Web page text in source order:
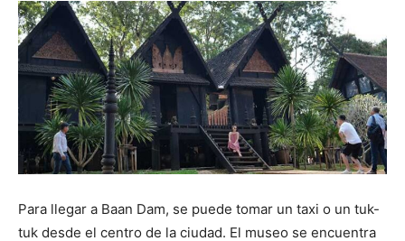
Para llegar a Baan Dam, se puede tomar un taxi o un tuk-
tuk desde el centro de la ciudad. El museo se encuentra